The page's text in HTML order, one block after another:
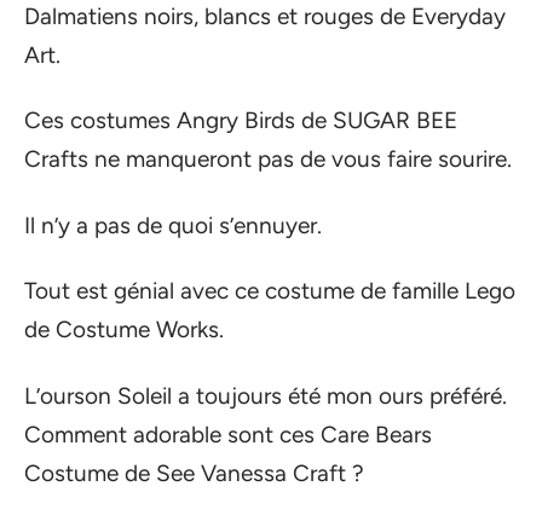
Dalmatiens noirs, blancs et rouges de Everyday
Art.
Ces costumes Angry Birds de SUGAR BEE
Crafts ne manqueront pas de vous faire sourire.
Il n’y a pas de quoi s’ennuyer.
Tout est génial avec ce costume de famille Lego
de Costume Works.
L’ourson Soleil a toujours été mon ours préféré.
Comment adorable sont ces Care Bears
Costume de See Vanessa Craft ?